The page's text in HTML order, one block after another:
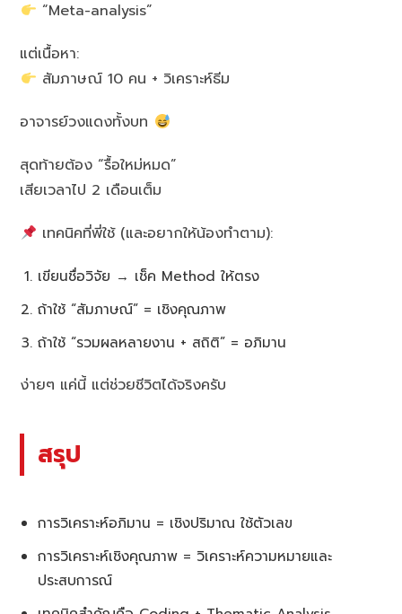
“Meta-analysis”
แต่เนื้อหา:
สัมภาษณ์ 10 คน + วิเคราะห์ธีม
อาจารย์วงแดงทั้งบท
สุดท้ายต้อง “รื้อใหม่หมด”
เสียเวลาไป 2 เดือนเต็ม
เทคนิคที่พี่ใช้ (และอยากให้น้องทำตาม):
เขียนชื่อวิจัย → เช็ค Method ให้ตรง
ถ้าใช้ “สัมภาษณ์” = เชิงคุณภาพ
ถ้าใช้ “รวมผลหลายงาน + สถิติ” = อภิมาน
ง่ายๆ แค่นี้ แต่ช่วยชีวิตได้จริงครับ
สรุป
การวิเคราะห์อภิมาน = เชิงปริมาณ ใช้ตัวเลข
การวิเคราะห์เชิงคุณภาพ = วิเคราะห์ความหมายและ
ประสบการณ์